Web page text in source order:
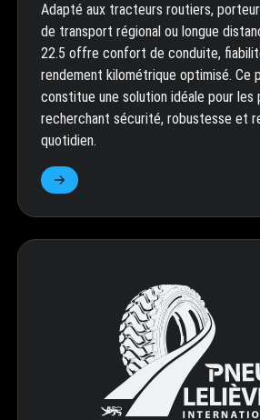
Adapté aux tracteurs routiers,
de transport régional ou longue
22.5 offre confort de conduite,
rendement kilométrique optimisé. Ce
constitue une solution idéale pour les
recherchant sécurité, robustesse et
quotidien.